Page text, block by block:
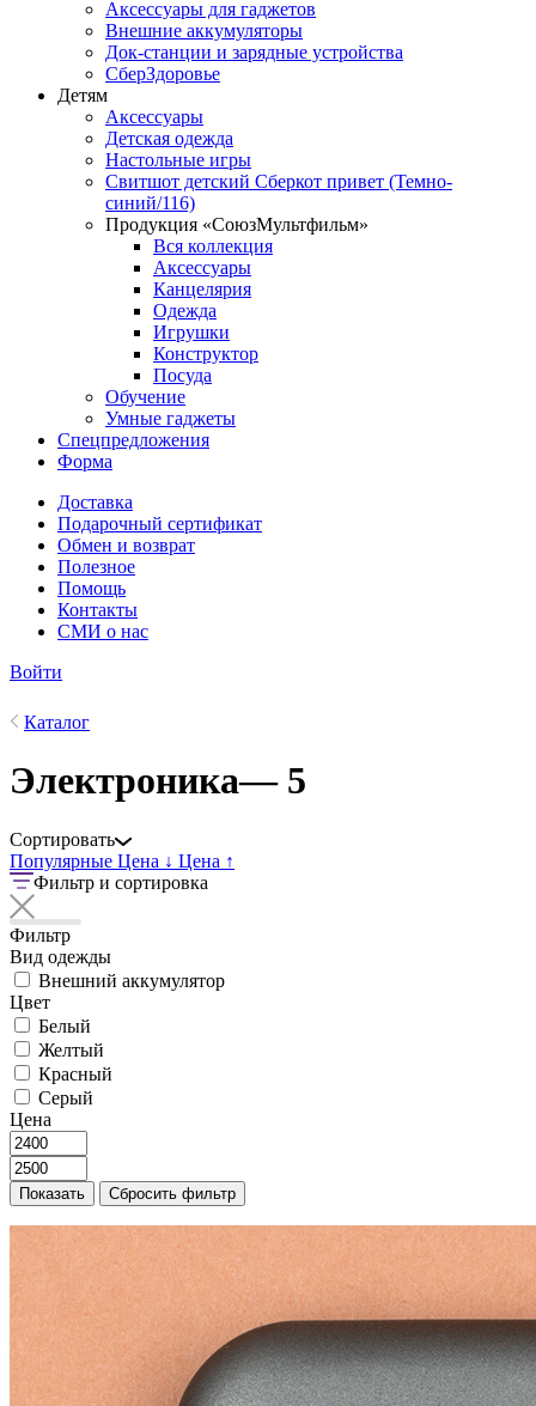
Аксессуары для гаджетов
Внешние аккумуляторы
Док-станции и зарядные устройства
СберЗдоровье
Детям
Аксессуары
Детская одежда
Настольные игры
Свитшот детский Сберкот привет (Темно-
синий/116)
Продукция «СоюзМультфильм»
Вся коллекция
Аксессуары
Канцелярия
Одежда
Игрушки
Конструктор
Посуда
Обучение
Умные гаджеты
Спецпредложения
Форма
Доставка
Подарочный сертификат
Обмен и возврат
Полезное
Помощь
Контакты
СМИ о нас
Войти
Каталог
Электроника— 5
Сортировать
Популярные Цена ↓ Цена ↑
Фильтр и сортировка
Фильтр
Вид одежды
Внешний аккумулятор
Цвет
Белый
Желтый
Красный
Серый
Цена